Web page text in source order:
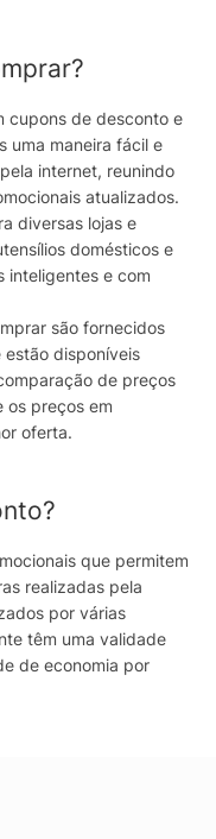
cupons de desconto e
uma maneira fácil e
internet, reunindo
atualizados.
diversas lojas e
domésticos e
inteligentes e com
são fornecidos
disponíveis
de preços
os preços em
oferta.
que permitem
realizadas pela
por várias
têm uma validade
de economia por